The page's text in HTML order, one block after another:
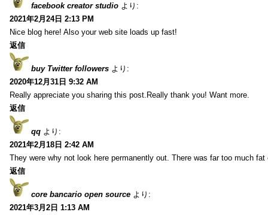
facebook creator studio より:
2021年2月24日 2:13 PM
Nice blog here! Also your web site loads up fast!
返信
buy Twitter followers より:
2020年12月31日 9:32 AM
Really appreciate you sharing this post.Really thank you! Want more.
返信
qq より:
2021年2月18日 2:42 AM
They were why not look here permanently out. There was far too much fat
返信
core bancario open source より:
2021年3月2日 1:13 AM